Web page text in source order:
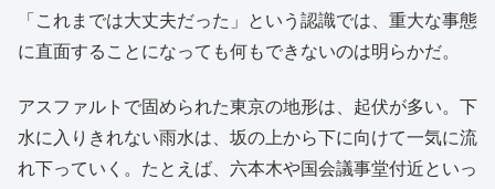
「これまでは大丈夫だった」という認識では、重大な事態
に直面することになっても何もできないのは明らかだ。
アスファルトで固められた東京の地形は、起伏が多い。下
水に入りきれない雨水は、坂の上から下に向けて一気に流
れ下っていく。たとえば、六本木や国会議事堂付近といっ